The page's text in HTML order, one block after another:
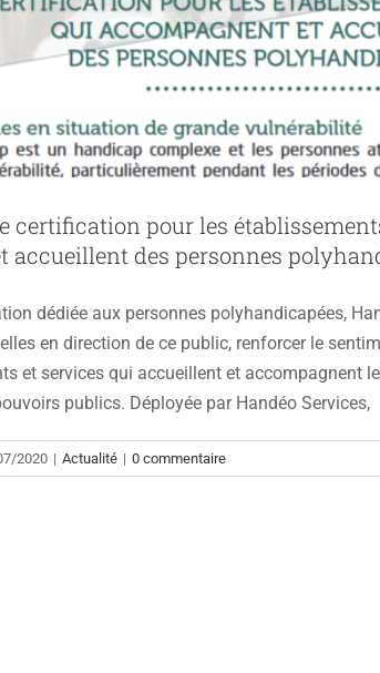
certification pour les
accueillent des personnes
dédiée aux personnes polyhandicapées,
en direction de ce public, renforcer le
et services qui accueillent et accompagnent
publics. Déployée par Handéo Services,
2020 | Actualité | 0 commentaire